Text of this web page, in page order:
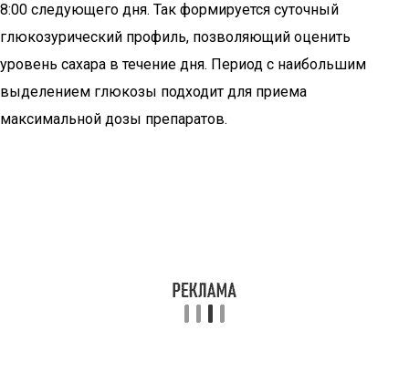
8:00 следующего дня. Так формируется суточный
глюкозурический профиль, позволяющий оценить
уровень сахара в течение дня. Период с наибольшим
выделением глюкозы подходит для приема
максимальной дозы препаратов.